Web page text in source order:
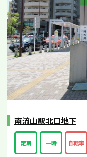
南流山駅北口地下
定期 一時 自転車